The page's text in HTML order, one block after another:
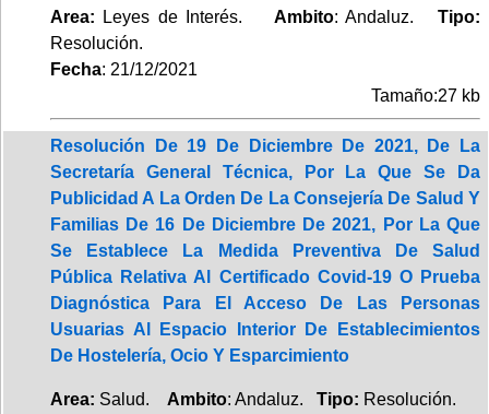
Area: Leyes de Interés. Ambito: Andaluz.Tipo:
Resolución.
Fecha: 21/12/2021
Tamaño:27 kb
Resolución De 19 De Diciembre De 2021, De La
Secretaría General Técnica, Por La Que Se Da
Publicidad A La Orden De La Consejería De Salud Y
Familias De 16 De Diciembre De 2021, Por La Que
Se Establece La Medida Preventiva De Salud
Pública Relativa Al Certificado Covid-19 O Prueba
Diagnóstica Para El Acceso De Las Personas
Usuarias Al Espacio Interior De Establecimientos
De Hostelería, Ocio Y Esparcimiento
Area: Salud. Ambito: Andaluz. Tipo: Resolución.